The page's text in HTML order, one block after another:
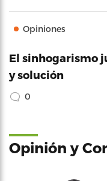
Opiniones
El sinhogarismo
y solución
0
Opinión y